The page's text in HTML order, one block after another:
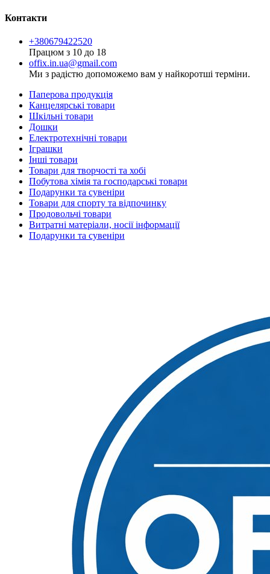
Контакти
+380679422520
Працюм з 10 до 18
offix.in.ua@gmail.com
Ми з радістю допоможемо вам у найкоротші терміни.
Паперова продукція
Канцелярські товари
Шкільні товари
Дошки
Електротехнічні товари
Іграшки
Інші товари
Товари для творчості та хобі
Побутова хімія та господарські товари
Подарунки та сувеніри
Товари для спорту та відпочинку
Продовольчі товари
Витратні матеріали, носії інформації
Подарунки та сувеніри